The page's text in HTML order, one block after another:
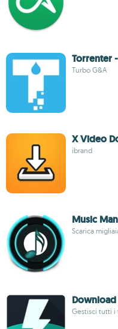
Torrenter
Turbo G&A
X Video
ibrand
Music
Scarica
Gestisci tutti